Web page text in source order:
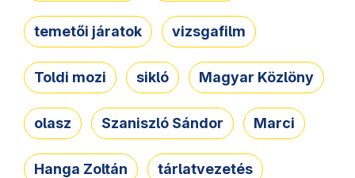
temetői járatok vizsgafilm
Toldi mozi sikló Magyar Közlöny
olasz Szaniszló Sándor Marci
Hanga Zoltán tárlatvezetés